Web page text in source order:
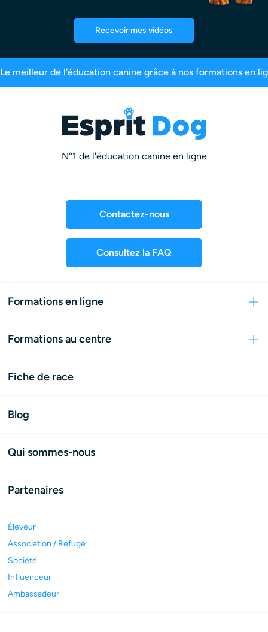
Recevoir mes vidéos
99,6% de satisfaction 2,5 millions d’abonnés
N°1 de l'éducation canine en ligne
Contactez-nous
Consultez la FAQ
Formations en ligne
Formations au centre
Fiche de race
Blog
Qui sommes-nous
Partenaires
Éleveur
Association / Refuge
Société
Influenceur
Ambassadeur